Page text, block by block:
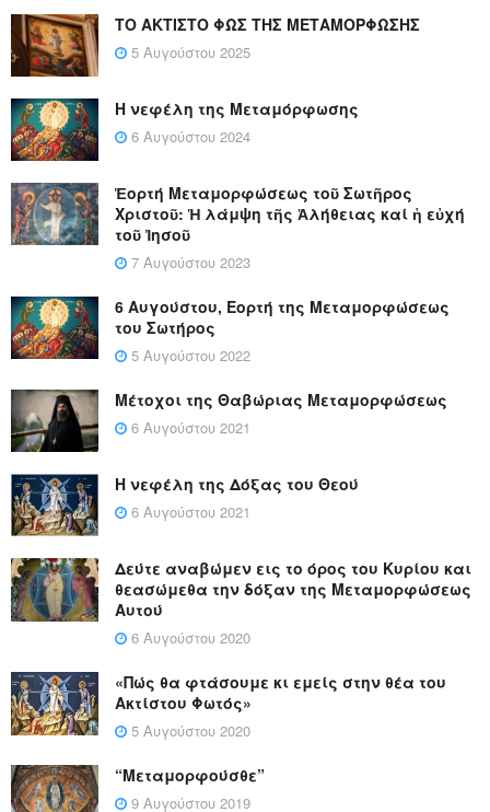
ΤΟ ΑΚΤΙΣΤΟ ΦΩΣ ΤΗΣ ΜΕΤΑΜΟΡΦΩΣΗΣ
5 Αυγούστου 2025
Η νεφέλη της Μεταμόρφωσης
6 Αυγούστου 2024
Ἑορτή Μεταμορφώσεως τοῦ Σωτῆρος
Χριστοῦ: Ἡ λάμψη τῆς Ἀλήθειας καί ἡ εὐχή
τοῦ Ἰησοῦ
7 Αυγούστου 2023
6 Αυγούστου, Εορτή της Μεταμορφώσεως
του Σωτήρος
5 Αυγούστου 2022
Μέτοχοι της Θαβώριας Μεταμορφώσεως
6 Αυγούστου 2021
Η νεφέλη της Δόξας του Θεού
6 Αυγούστου 2021
Δεύτε αναβώμεν εις το όρος του Κυρίου και
θεασώμεθα την δόξαν της Μεταμορφώσεως
Αυτού
6 Αυγούστου 2020
«Πώς θα φτάσουμε κι εμείς στην θέα του
Ακτίστου Φωτός»
5 Αυγούστου 2020
“Μεταμορφούσθε”
9 Αυγούστου 2019